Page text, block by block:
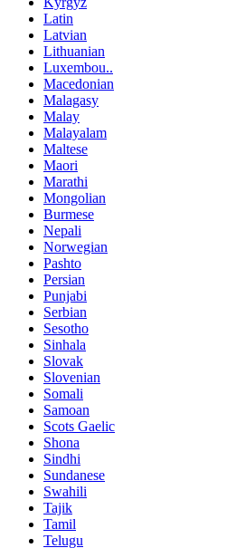
Latin
Latvian
Lithuanian
Luxembou..
Macedonian
Malagasy
Malay
Malayalam
Maltese
Maori
Marathi
Mongolian
Burmese
Nepali
Norwegian
Pashto
Persian
Punjabi
Serbian
Sesotho
Sinhala
Slovak
Slovenian
Somali
Samoan
Scots Gaelic
Shona
Sindhi
Sundanese
Swahili
Tajik
Tamil
Telugu